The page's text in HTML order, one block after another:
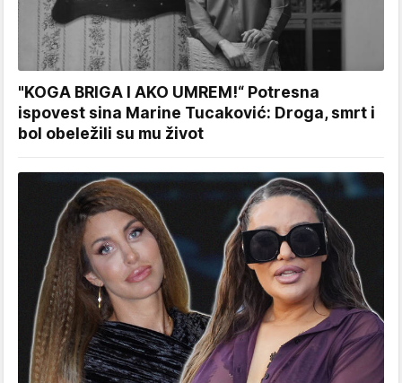
"KOGA BRIGA I AKO UMREM!“ Potresna
ispovest sina Marine Tucaković: Droga, smrt i
bol obeležili su mu život